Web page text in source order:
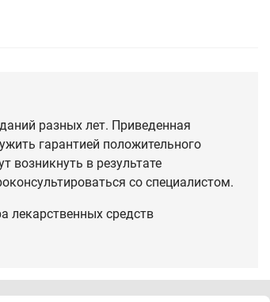
разных лет. Приведенная
гарантией положительного
возникнуть в результате
со специалистом.
лекарственных средств